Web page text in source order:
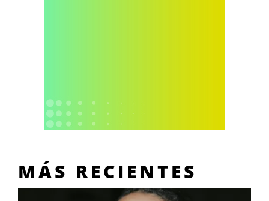
MÁS RECIENTES